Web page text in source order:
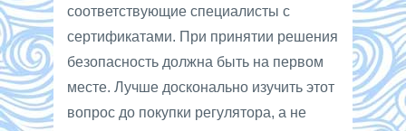
соответствующие специалисты с
сертификатами. При принятии решения
безопасность должна быть на первом
месте. Лучше досконально изучить этот
вопрос до покупки регулятора, а не